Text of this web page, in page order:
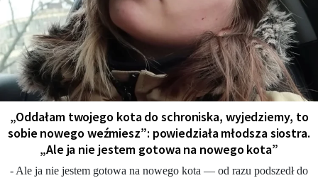
„Oddałam twojego kota do schroniska, wyjedziemy, to
sobie nowego weźmiesz”: powiedziała młodsza siostra.
„Ale ja nie jestem gotowa na nowego kota”
- Ale ja nie jestem gotowa na nowego kota — od razu podszedł do